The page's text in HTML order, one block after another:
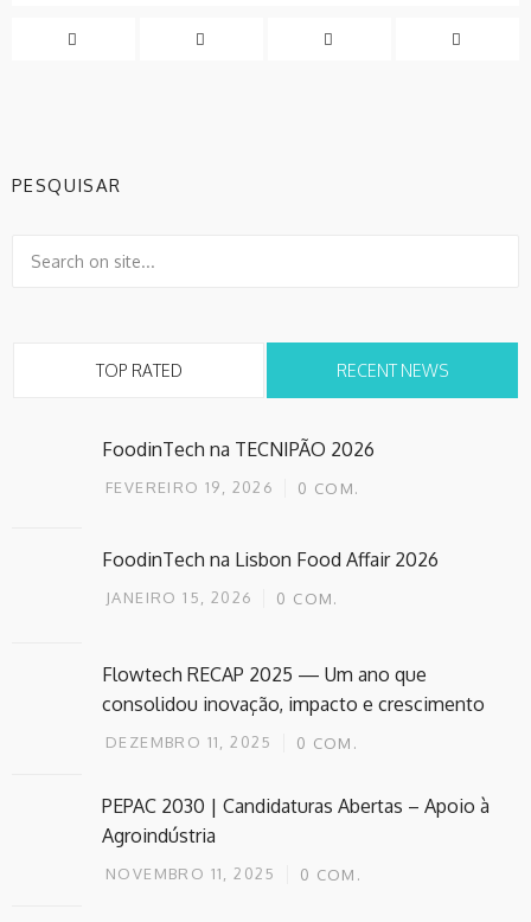
PESQUISAR
TOP RATED RECENT NEWS
FoodinTech na TECNIPÃO 2026
FEVEREIRO 19, 2026 0 COM.
FoodinTech na Lisbon Food Affair 2026
JANEIRO 15, 2026 0 COM.
Flowtech RECAP 2025 — Um ano que
consolidou inovação, impacto e crescimento
DEZEMBRO 11, 2025 0 COM.
PEPAC 2030 | Candidaturas Abertas – Apoio à
Agroindústria
NOVEMBRO 11, 2025 0 COM.